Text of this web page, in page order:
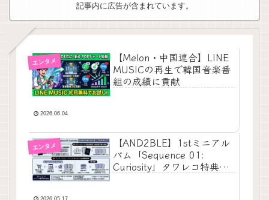
記事内に広告が含まれています。
エンタメ
​【Melon・中国連合】LINE
MUSICの再生で韓国音楽番
組の成績に貢献
2026.06.04
エンタメ
​【AND2BLE】1stミニアル
バム「Sequence 01:
Curiosity」タワレコ特典完